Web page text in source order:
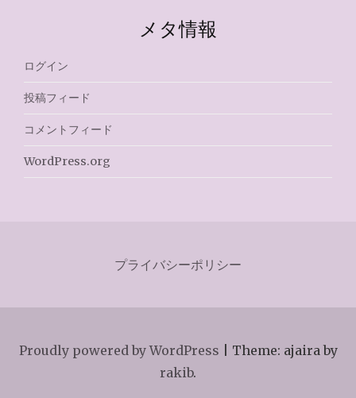
メタ情報
ログイン
投稿フィード
コメントフィード
WordPress.org
プライバシーポリシー
Proudly powered by WordPress
Theme: ajaira by
rakib.